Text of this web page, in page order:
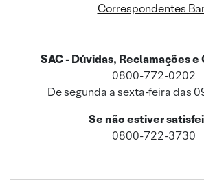
Correspondentes
SAC - Dúvidas, Reclamações
0800-772-0202
De segunda a sexta-feira das
Se não estiver
0800-722-3730